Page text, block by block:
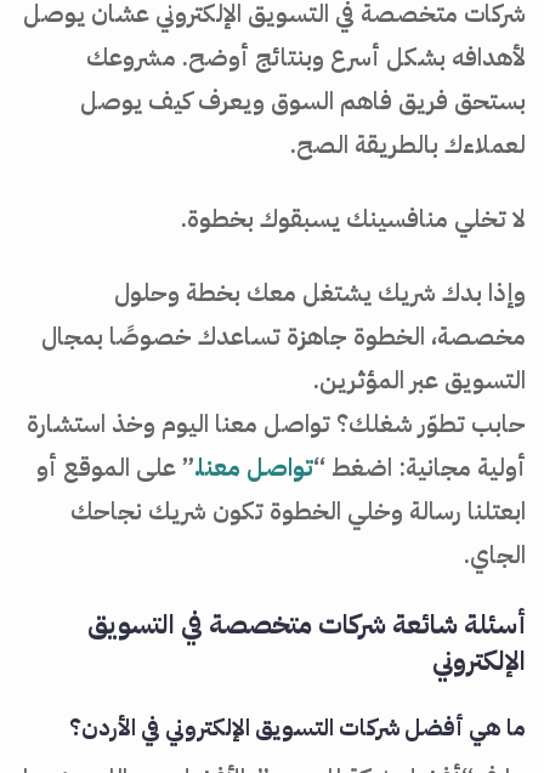
شركات متخصصة في التسويق الإلكتروني عشان يوصل
لأهدافه بشكل أسرع وبنتائج أوضح. مشروعك
بستحق فريق فاهم السوق ويعرف كيف يوصل
لعملاءك بالطريقة الصح.
لا تخلي منافسينك يسبقوك بخطوة.
وإذا بدك شريك يشتغل معك بخطة وحلول
مخصصة، الخطوة جاهزة تساعدك خصوصًا بمجال
التسويق عبر المؤثرين.
حابب تطوّر شغلك؟ تواصل معنا اليوم وخذ استشارة
أولية مجانية: اضغط “تواصل معنا.”على الموقع أو
ابعتلنا رسالة وخلي الخطوة تكون شريك نجاحك
الجاي.
أسئلة شائعة شركات متخصصة في التسويق
الإلكتروني
ما هي أفضل شركات التسويق الإلكتروني في الأردن؟